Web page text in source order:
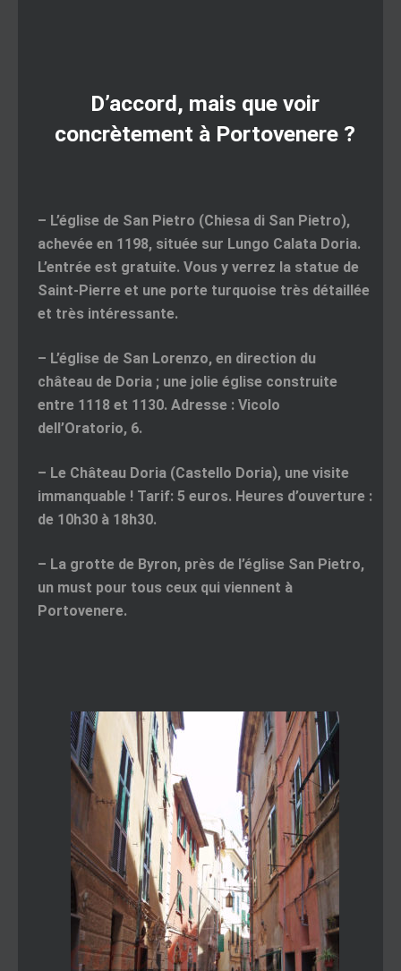
D’accord, mais que voir
concrètement à Portovenere ?
– L’église de San Pietro (Chiesa di San Pietro),
achevée en 1198, située sur Lungo Calata Doria.
L’entrée est gratuite. Vous y verrez la statue de
Saint-Pierre et une porte turquoise très détaillée
et très intéressante.
– L’église de San Lorenzo, en direction du
château de Doria ; une jolie église construite
entre 1118 et 1130. Adresse : Vicolo
dell’Oratorio, 6.
– Le Château Doria (Castello Doria), une visite
immanquable ! Tarif: 5 euros. Heures d’ouverture :
de 10h30 à 18h30.
– La grotte de Byron, près de l’église San Pietro,
un must pour tous ceux qui viennent à
Portovenere.